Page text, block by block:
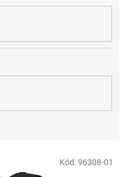
Kód:96308-01